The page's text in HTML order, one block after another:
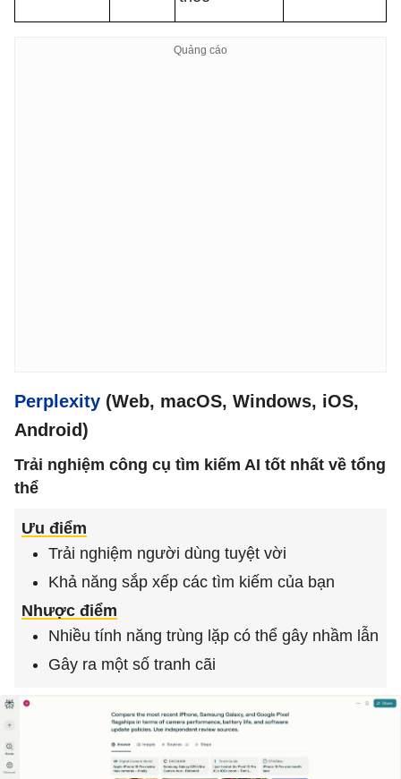
Perplexity (Web, macOS, Windows, iOS,
Android)
Trải nghiệm công cụ tìm kiếm AI tốt nhất về tổng
thể
Ưu điểm
Trải nghiệm người dùng tuyệt vời
Khả năng sắp xếp các tìm kiếm của bạn
Nhược điểm
Nhiều tính năng trùng lặp có thể gây nhầm lẫn
Gây ra một số tranh cãi